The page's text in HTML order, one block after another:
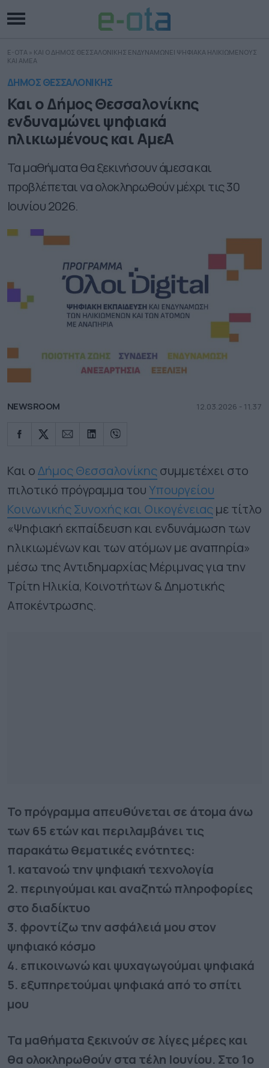
E-OTA » ΚΑΙ Ο ΔΗΜΟΣ ΘΕΣΣΑΛΟΝΙΚΗΣ ΕΝΔΥΝΑΜΩΝΕΙ ΨΗΦΙΑΚΑ ΗΛΙΚΙΩΜΕΝΟΥΣ
ΚΑΙ ΑΜΕΑ
ΔΗΜΟΣ ΘΕΣΣΑΛΟΝΙΚΗΣ
Και ο Δήμος Θεσσαλονίκης
ενδυναμώνει ψηφιακά
ηλικιωμένους και ΑμεΑ
Τα μαθήματα θα ξεκινήσουν άμεσα και
προβλέπεται να ολοκληρωθούν μέχρι τις 30
Ιουνίου 2026.
NEWSROOM 12.03.2026 - 11.37
Και οΔήμος Θεσσαλονίκηςσυμμετέχει στο
πιλοτικό πρόγραμμα τουΥπουργείου
Κοινωνικής Συνοχής και Οικογένειαςμε τίτλο
«Ψηφιακή εκπαίδευση και ενδυνάμωση των
ηλικιωμένων και των ατόμων με αναπηρία»
μέσω της Αντιδημαρχίας Μέριμνας για την
Τρίτη Ηλικία, Κοινοτήτων & Δημοτικής
Αποκέντρωσης.
Το πρόγραμμα απευθύνεται σε άτομα άνω
των 65 ετών και περιλαμβάνει τις
παρακάτω θεματικές ενότητες:
1. κατανοώ την ψηφιακή τεχνολογία
2. περιηγούμαι και αναζητώ πληροφορίες
στο διαδίκτυο
3. φροντίζω την ασφάλειά μου στον
ψηφιακό κόσμο
4. επικοινωνώ και ψυχαγωγούμαι ψηφιακά
5. εξυπηρετούμαι ψηφιακά από το σπίτι
μου
Τα μαθήματα ξεκινούν σε λίγες μέρες και
θα ολοκληρωθούν στα τέλη Ιουνίου. Στο 1ο